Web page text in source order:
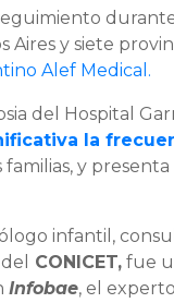
Aires y siete
Alef Medical.
del Hospital
la
familias, y
infantil,
CONICET, fue
Infobae, el